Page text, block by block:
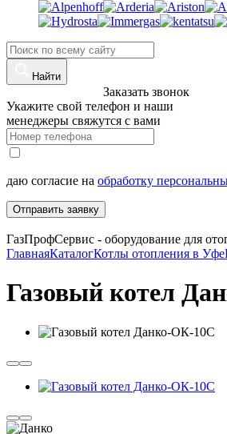
Найти
Заказать звонок
Укажите свой телефон и наши
менеджеры свяжутся с вами
даю согласие на обработку
Отправить заявку
ГазПрофСервис - оборудование для
ГлавнаяКаталогКотлы отопления в Уфе
Газовый котел